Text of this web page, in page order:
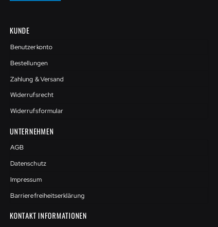
KUNDE
Benutzerkonto
Bestellungen
Zahlung & Versand
Widerrufsrecht
Widerrufsformular
UNTERNEHMEN
AGB
Datenschutz
Impressum
Barrierefreiheitserklärung
KONTAKT INFORMATIONEN